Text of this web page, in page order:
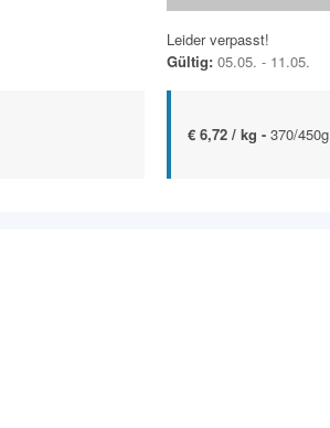
Leider verpasst!
Gültig: 05.05. - 11.05.
€ 6,72 / kg - 370/450g